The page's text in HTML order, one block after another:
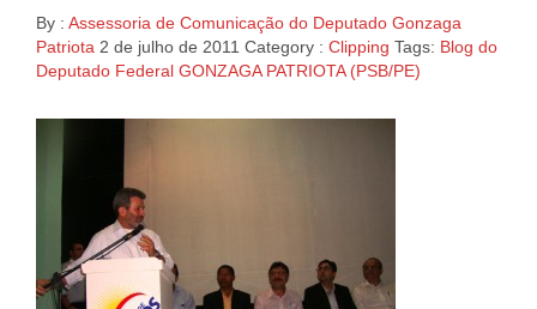
By : Assessoria de Comunicação do Deputado Gonzaga
Patriota 2 de julho de 2011 Category : Clipping Tags: Blog do
Deputado Federal GONZAGA PATRIOTA (PSB/PE)